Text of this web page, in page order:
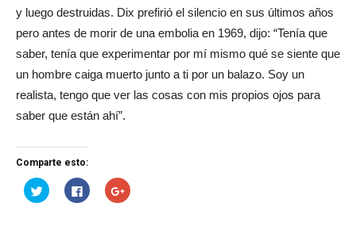
y luego destruidas. Dix prefirió el silencio en sus últimos años
pero antes de morir de una embolia en 1969, dijo: “Tenía que
saber, tenía que experimentar por mí mismo qué se siente que
un hombre caiga muerto junto a ti por un balazo. Soy un
realista, tengo que ver las cosas con mis propios ojos para
saber que están ahí”.
Comparte esto:
Haz
clic
Haz
clic
Haz
clic